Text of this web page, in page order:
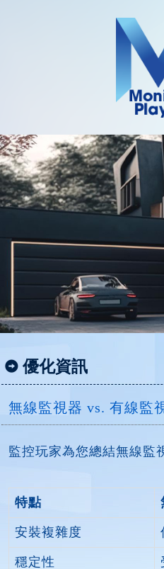
優化資訊
無線監視器 vs. 有線監
監控玩家為您總結無線監
特點
安裝複雜度
穩定性